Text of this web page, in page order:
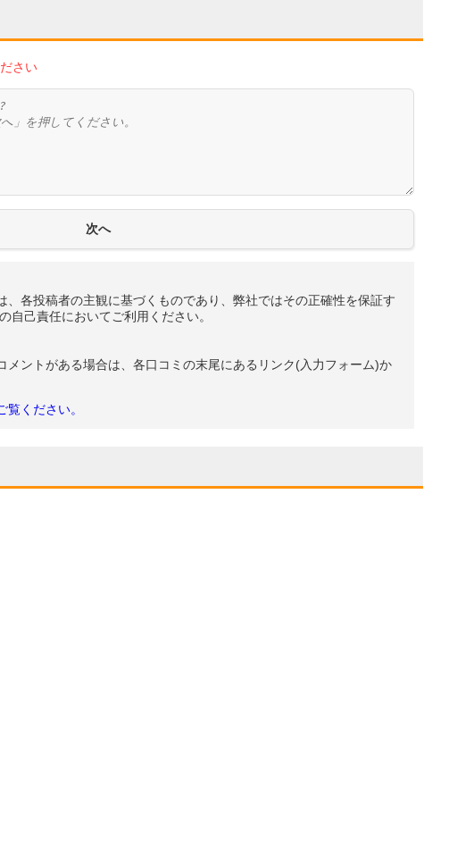
さい
、各投稿者の主観に基づくものであり、弊社ではその正確性を保証す
自己責任においてご利用ください。
メントがある場合は、各口コミの末尾にあるリンク(入力フォーム)か
ください。